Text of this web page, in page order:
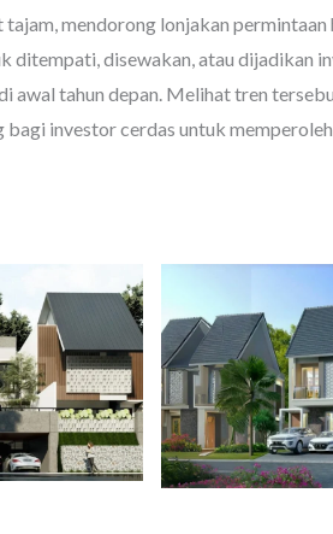
mendorong lonjakan permintaan
disewakan, atau dijadikan
awal tahun depan. Melihat tren
investor cerdas untuk